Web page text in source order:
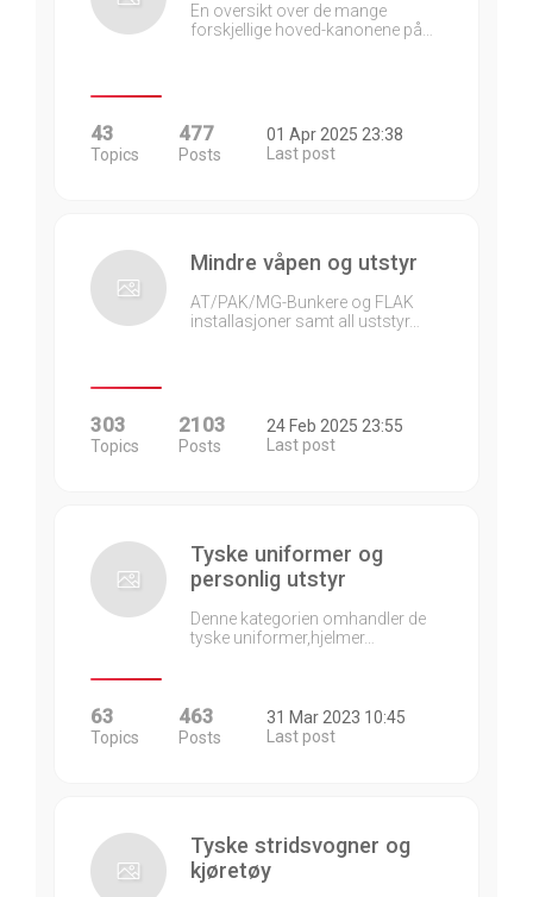
En oversikt over de mange
forskjellige hoved-kanonene på…
43
Topics
477
Posts
01 Apr 2025 23:38
Last post
Mindre våpen og utstyr
AT/PAK/MG-Bunkere og FLAK
installasjoner samt all uststyr…
303
Topics
2103
Posts
24 Feb 2025 23:55
Last post
Tyske uniformer og
personlig utstyr
Denne kategorien omhandler de
tyske uniformer,hjelmer…
63
Topics
463
Posts
31 Mar 2023 10:45
Last post
Tyske stridsvogner og
kjøretøy